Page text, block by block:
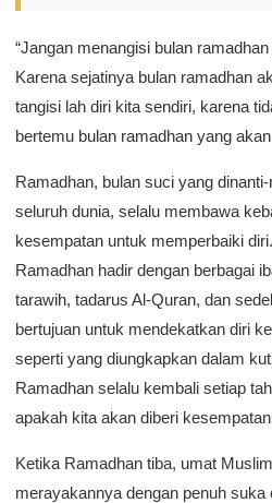
“Jangan menangisi bulan
Karena sejatinya bulan ramadhan
tangisi lah diri kita sendiri, karena
bertemu bulan ramadhan yang akan
Ramadhan, bulan suci yang
seluruh dunia, selalu membawa
kesempatan untuk memperbaiki
Ramadhan hadir dengan berbagai
tarawih, tadarus Al-Quran, dan
bertujuan untuk mendekatkan diri
seperti yang diungkapkan dalam
Ramadhan selalu kembali setiap
apakah kita akan diberi
Ketika Ramadhan tiba, umat
merayakannya dengan penuh suka